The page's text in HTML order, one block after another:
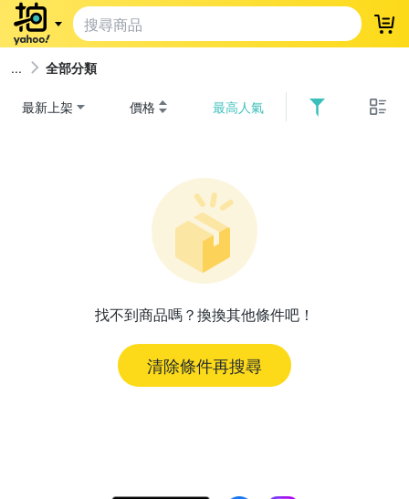
登
全部分類
最新上架 價格 最高人氣
找不到商品嗎？換換其他條件吧！
清除條件再搜尋